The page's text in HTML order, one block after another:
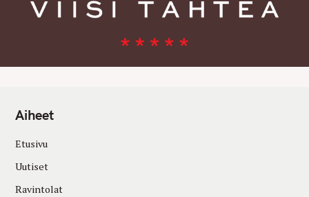
Aiheet
Etusivu
Uutiset
Ravintolat